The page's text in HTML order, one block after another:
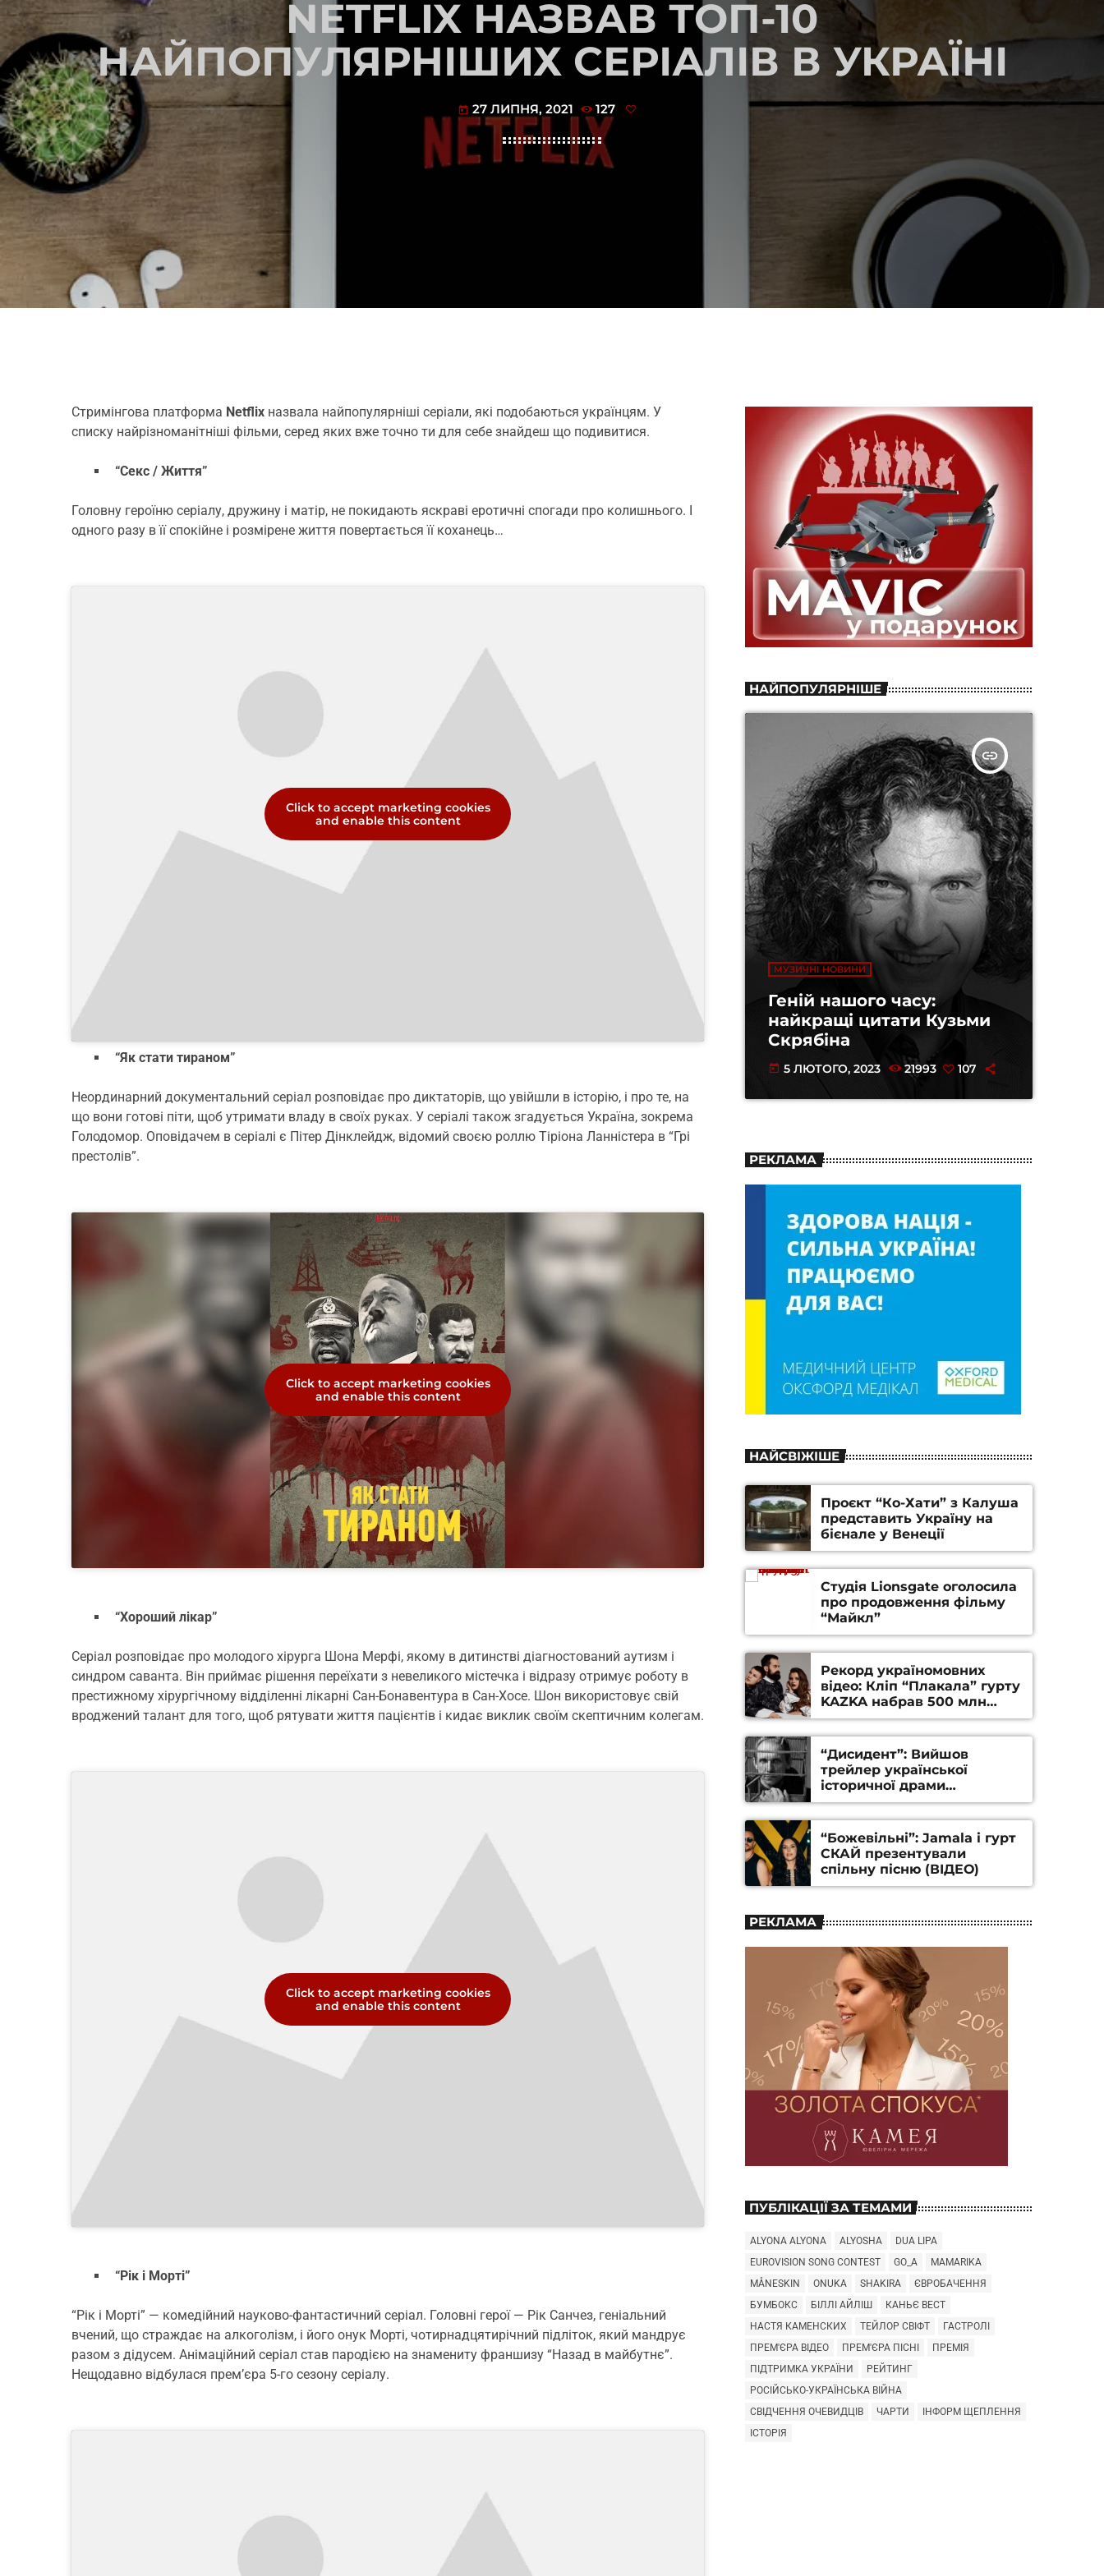
NETFLIX НАЗВАВ ТОП-10
НАЙПОПУЛЯРНІШИХ СЕРІАЛІВ В УКРАЇНІ
today 27 ЛИПНЯ, 2021 127
Стримінгова платформа Netflix назвала найпопулярніші серіали, які подобаються українцям. У
списку найрізноманітніші фільми, серед яких вже точно ти для себе знайдеш що подивитися.
“Секс / Життя”
Головну героїню серіалу, дружину і матір, не покидають яскраві еротичні спогади про колишнього. І
одного разу в її спокійне і розмірене життя повертається її коханець…
Click to accept marketing cookies
and enable this content
“Як стати тираном”
Неординарний документальний серіал розповідає про диктаторів, що увійшли в історію, і про те, на
що вони готові піти, щоб утримати владу в своїх руках. У серіалі також згадується Україна, зокрема
Голодомор. Оповідачем в серіалі є Пітер Дінклейдж, відомий своєю роллю Тіріона Ланністера в “Грі
престолів”.
Click to accept marketing cookies
and enable this content
“Хороший лікар”
Серіал розповідає про молодого хірурга Шона Мерфі, якому в дитинстві діагностований аутизм і
синдром саванта. Він приймає рішення переїхати з невеликого містечка і відразу отримує роботу в
престижному хірургічному відділенні лікарні Сан-Бонавентура в Сан-Хосе. Шон використовує свій
вроджений талант для того, щоб рятувати життя пацієнтів і кидає виклик своїм скептичним колегам.
Click to accept marketing cookies
and enable this content
“Рік і Морті”
“Рік і Морті” — комедійний науково-фантастичний серіал. Головні герої — Рік Санчез, геніальний
вчений, що страждає на алкоголізм, і його онук Морті, чотирнадцятирічний підліток, який мандрує
разом з дідусем. Анімаційний серіал став пародією на знамениту франшизу “Назад в майбутнє”.
Нещодавно відбулася прем’єра 5-го сезону серіалу.
НАЙПОПУЛЯРНІШЕ
insert_link
МУЗИЧНІ НОВИНИ
Геній нашого часу:
найкращі цитати Кузьми
Скрябіна
today 5 ЛЮТОГО, 2023 21993 107
РЕКЛАМА
НАЙСВІЖІШЕ
Проєкт “Ко-Хати” з Калуша
представить Україну на
бієнале у Венеції
Студія Lionsgate оголосила
про продовження фільму
“Майкл”
Рекорд україномовних
відео: Кліп “Плакала” гурту
KAZKA набрав 500 млн
переглядів на YouTube
“Дисидент”: Вийшов
трейлер української
історичної драми
Станіслава Гуренка та
Андрія Алфьорова (ВІДЕО)
“Божевільні”: Jamala і гурт
СКАЙ презентували
спільну пісню (ВІДЕО)
РЕКЛАМА
ПУБЛІКАЦІЇ ЗА ТЕМАМИ
ALYONA ALYONA ALYOSHA
DUA LIPA
EUROVISION SONG CONTEST
GO_A
MAMARIKA
MÅNESKIN
ONUKA SHAKIRA
ЄВРОБАЧЕННЯ
БУМБОКС
БІЛЛІ АЙЛІШ
КАНЬЄ ВЕСТ
НАСТЯ КАМЕНСКИХ
ТЕЙЛОР СВІФТ
ГАСТРОЛІ
ПРЕМ'ЄРА ВІДЕО
ПРЕМ'ЄРА ПІСНІ
ПРЕМІЯ
ПІДТРИМКА УКРАЇНИ
РЕЙТИНГ
РОСІЙСЬКО-УКРАЇНСЬКА ВІЙНА
СВІДЧЕННЯ ОЧЕВИДЦІВ
ЧАРТИ
ІНФОРМ ЩЕПЛЕННЯ
ІСТОРІЯ